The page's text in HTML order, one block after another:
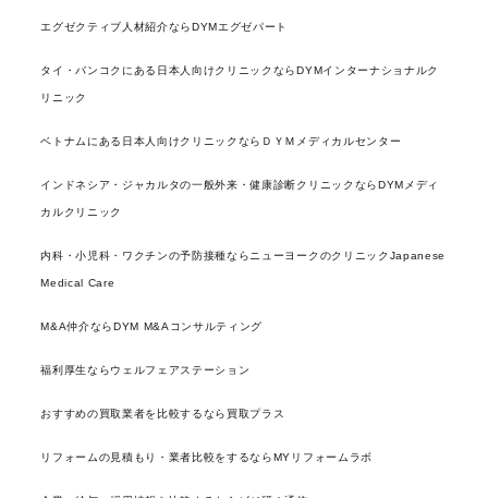
エグゼクティブ人材紹介ならDYMエグゼパート
タイ・バンコクにある日本人向けクリニックならDYMインターナショナルク
リニック
ベトナムにある日本人向けクリニックならＤＹＭメディカルセンター
インドネシア・ジャカルタの一般外来・健康診断クリニックならDYMメディ
カルクリニック
内科・小児科・ワクチンの予防接種ならニューヨークのクリニックJapanese
Medical Care
M&A仲介ならDYM M&Aコンサルティング
福利厚生ならウェルフェアステーション
おすすめの買取業者を比較するなら買取プラス
リフォームの見積もり・業者比較をするならMYリフォームラボ